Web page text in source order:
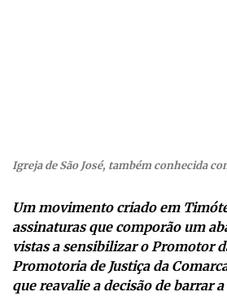
Igreja de São José, também conhecida
Um movimento criado em
assinaturas que comporão um
vistas a sensibilizar o Promotor
Promotoria de Justiça da
que reavalie a decisão de barrar